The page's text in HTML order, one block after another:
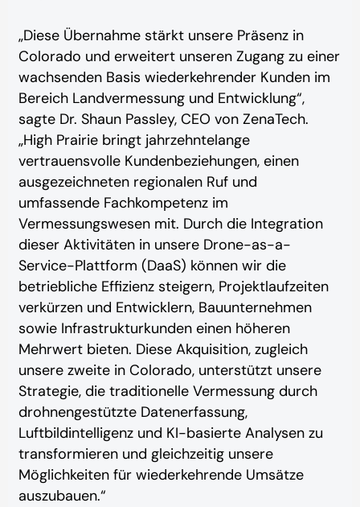
„Diese Übernahme stärkt unsere Präsenz in
Colorado und erweitert unseren Zugang zu einer
wachsenden Basis wiederkehrender Kunden im
Bereich Landvermessung und Entwicklung“,
sagte Dr. Shaun Passley, CEO von ZenaTech.
„High Prairie bringt jahrzehntelange
vertrauensvolle Kundenbeziehungen, einen
ausgezeichneten regionalen Ruf und
umfassende Fachkompetenz im
Vermessungswesen mit. Durch die Integration
dieser Aktivitäten in unsere Drone-as-a-
Service-Plattform (DaaS) können wir die
betriebliche Effizienz steigern, Projektlaufzeiten
verkürzen und Entwicklern, Bauunternehmen
sowie Infrastrukturkunden einen höheren
Mehrwert bieten. Diese Akquisition, zugleich
unsere zweite in Colorado, unterstützt unsere
Strategie, die traditionelle Vermessung durch
drohnengestützte Datenerfassung,
Luftbildintelligenz und KI-basierte Analysen zu
transformieren und gleichzeitig unsere
Möglichkeiten für wiederkehrende Umsätze
auszubauen.“